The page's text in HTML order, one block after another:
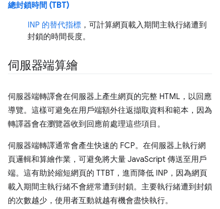
總封鎖時間 (TBT)
INP 的替代指標 ，可計算網頁載入期間主執行緒遭到
封鎖的時間長度。
伺服器端算繪
伺服器端轉譯會在伺服器上產生網頁的完整 HTML，以回應
導覽。這樣可避免在用戶端額外往返擷取資料和範本，因為
轉譯器會在瀏覽器收到回應前處理這些項目。
伺服器端轉譯通常會產生快速的 FCP。在伺服器上執行網
頁邏輯和算繪作業，可避免將大量 JavaScript 傳送至用戶
端。這有助於縮短網頁的 TTBT，進而降低 INP，因為網頁
載入期間主執行緒不會經常遭到封鎖。主要執行緒遭到封鎖
的次數越少，使用者互動就越有機會盡快執行。